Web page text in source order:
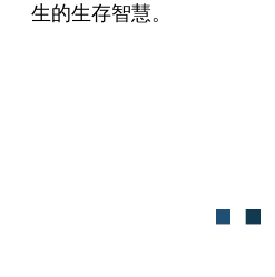
生的生存智慧。